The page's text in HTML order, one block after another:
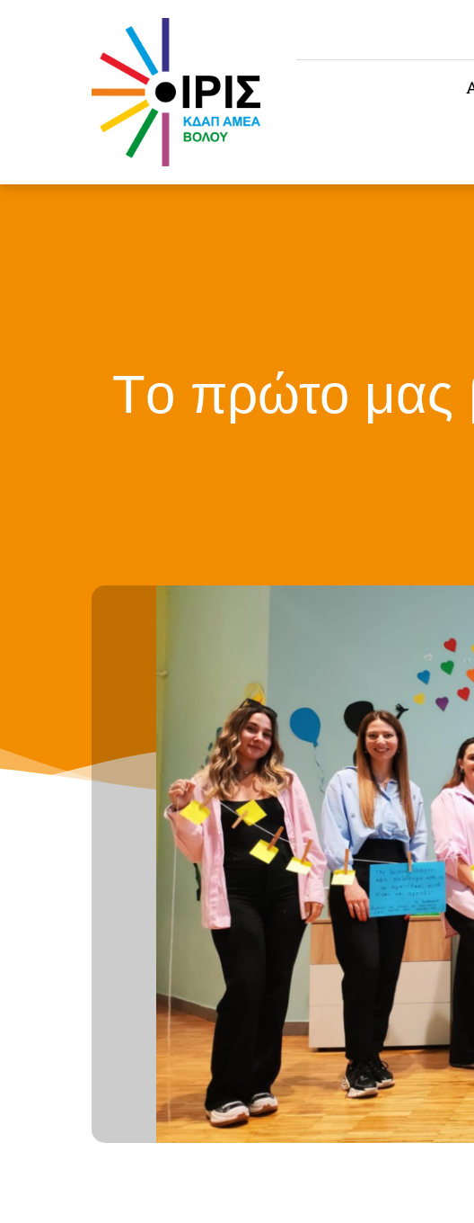
Tο πρώτο μας